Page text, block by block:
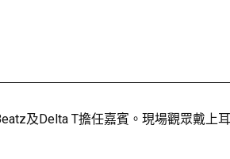
及Delta T擔任嘉賓。現場觀眾戴上